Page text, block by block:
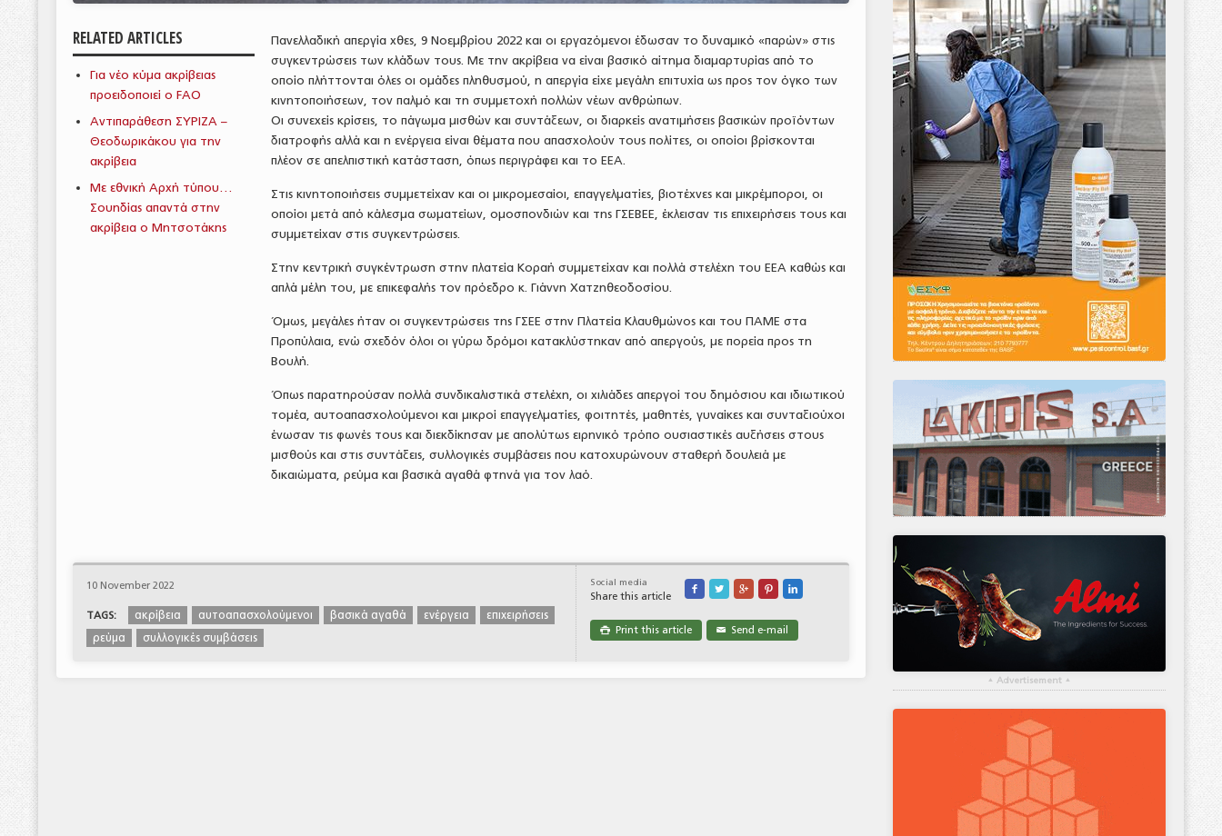
RELATED ARTICLES
Για νέο κύμα ακρίβειας
προειδοποιεί ο FAO
Αντιπαράθεση ΣΥΡΙΖΑ –
Θεοδωρικάκου για την
ακρίβεια
Με εθνική Αρχή τύπου…
Σουηδίας απαντά στην
ακρίβεια ο Μητσοτάκης
Πανελλαδική απεργία χθες, 9 Νοεμβρίου 2022 και οι εργαζόμενοι έδωσαν το δυναμικό «παρών» στις
συγκεντρώσεις των κλάδων τους. Με την ακρίβεια να είναι βασικό αίτημα διαμαρτυρίας από το
οποίο πλήττονται όλες οι ομάδες πληθυσμού, η απεργία είχε μεγάλη επιτυχία ως προς τον όγκο των
κινητοποιήσεων, τον παλμό και τη συμμετοχή πολλών νέων ανθρώπων.
Οι συνεχείς κρίσεις, το πάγωμα μισθών και συντάξεων, οι διαρκείς ανατιμήσεις βασικών προϊόντων
διατροφής αλλά και η ενέργεια είναι θέματα που απασχολούν τους πολίτες, οι οποίοι βρίσκονται
πλέον σε απελπιστική κατάσταση, όπως περιγράφει και το ΕΕΑ.
Στις κινητοποιήσεις συμμετείχαν και οι μικρομεσαίοι, επαγγελματίες, βιοτέχνες και μικρέμποροι, οι
οποίοι μετά από κάλεσμα σωματείων, ομοσπονδιών και της ΓΣΕΒΕΕ, έκλεισαν τις επιχειρήσεις τους και
συμμετείχαν στις συγκεντρώσεις.
Στην κεντρική συγκέντρωση στην πλατεία Κοραή συμμετείχαν και πολλά στελέχη του ΕΕΑ καθώς και
απλά μέλη του, με επικεφαλής τον πρόεδρο κ. Γιάννη Χατζηθεοδοσίου.
Όμως, μεγάλες ήταν οι συγκεντρώσεις της ΓΣΕΕ στην Πλατεία Κλαυθμώνος και του ΠΑΜΕ στα
Προπύλαια, ενώ σχεδόν όλοι οι γύρω δρόμοι κατακλύστηκαν από απεργούς, με πορεία προς τη
Βουλή.
Όπως παρατηρούσαν πολλά συνδικαλιστικά στελέχη, οι χιλιάδες απεργοί του δημόσιου και ιδιωτικού
τομέα, αυτοαπασχολούμενοι και μικροί επαγγελματίες, φοιτητές, μαθητές, γυναίκες και συνταξιούχοι
ένωσαν τις φωνές τους και διεκδίκησαν με απολύτως ειρηνικό τρόπο ουσιαστικές αυξήσεις στους
μισθούς και στις συντάξεις, συλλογικές συμβάσεις που κατοχυρώνουν σταθερή δουλειά με
δικαιώματα, ρεύμα και βασικά αγαθά φτηνά για τον λαό.
Social media
Share this article
    
 Print this article ✉ Send e-mail
10 November 2022
TAGS: ακρίβεια αυτοαπασχολούμενοι βασικά αγαθά ενέργεια
επιχειρήσεις
ρεύμα
συλλογικές συμβάσεις
▴ Advertisement ▴